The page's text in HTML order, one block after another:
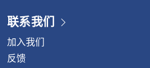
联系我们
加入我们
反馈